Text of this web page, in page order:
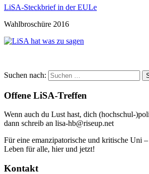
LiSA-Steckbrief in der EULe
Wahlbroschüre 2016
Suchen nach:
Offene LiSA-Treffen
Wenn auch du Lust hast, dich (hochschul-
dann schreib an lisa-hb@riseup.net
Für eine emanzipatorische und kritische Uni
Leben für alle, hier und jetzt!
Kontakt